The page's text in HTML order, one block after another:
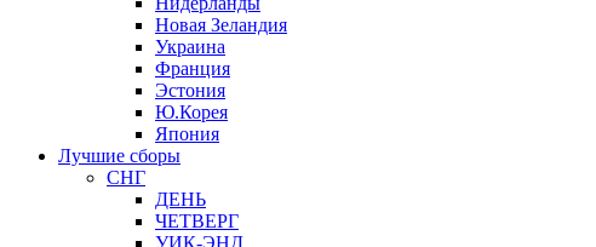
Новая Зеландия
Украина
Франция
Эстония
Ю.Корея
Япония
Лучшие сборы
СНГ
ДЕНЬ
ЧЕТВЕРГ
УИК-ЭНД